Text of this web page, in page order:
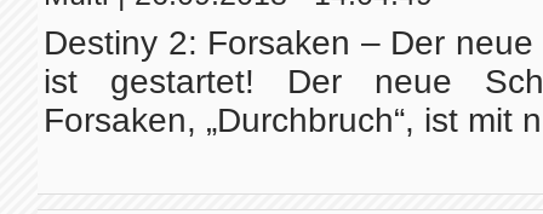
Destiny 2: Forsaken – Der
ist gestartet! Der neue
Forsaken, „Durchbruch“, ist mit